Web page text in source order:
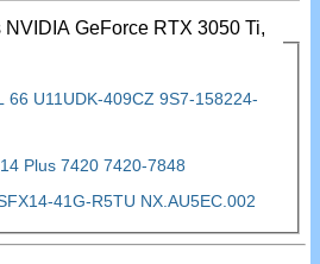
GeForce RTX 3050 Ti,
66 U11UDK-409CZ 9S7-158224-
Dell Inspiron 14 Plus 7420 7420-7848
41G-R5TU NX.AU5EC.002